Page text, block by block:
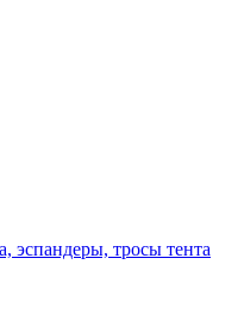
эспандеры, тросы тента